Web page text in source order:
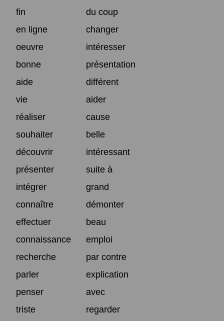
fin
du coup
en ligne
changer
oeuvre
intéresser
bonne
présentation
aide
différent
vie
aider
réaliser
cause
souhaiter
belle
découvrir
intéressant
présenter
suite à
intégrer
grand
connaître
démonter
effectuer
beau
connaissance
emploi
recherche
par contre
parler
explication
penser
avec
triste
regarder